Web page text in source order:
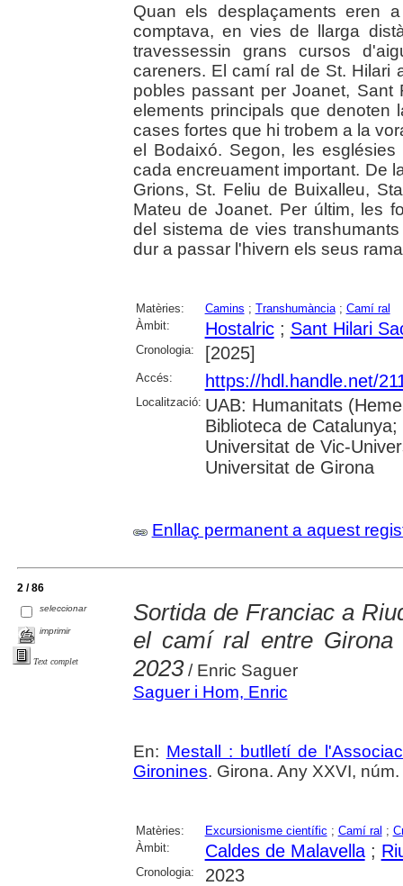
Quan els desplaçaments eren
comptava, en vies de llarga
travessessin grans cursos
careners. El camí ral de St. Hilari
pobles passant per Joanet,
elements principals que denoten
cases fortes que hi trobem a la
el Bodaixó. Segon, les
cada encreuament important. De
Grions, St. Feliu de Buixalleu,
Mateu de Joanet. Per últim, les
del sistema de vies
dur a passar l'hivern els seus
Matèries: Camins ; Transhumància; Camí ral
Àmbit:
Hostalric; Sant Hilari
Cronologia: [2025]
Accés: https://hdl.handle.net/
Localització: UAB: Humanitats
Biblioteca de
Universitat de Vic-
Universitat de Girona
Enllaç permanent a aquest
2 / 86
seleccionar
imprimir
Text complet
Sortida de Franciac a
el camí ral entre
2023/ Enric Saguer
Saguer i Hom, Enric
En: Mestall : butlletí de
Gironines. Girona. Any XXVI,
Matèries: Excursionisme científic ; Camí ral ;
Àmbit:
Caldes de Malavella;
Cronologia: 2023